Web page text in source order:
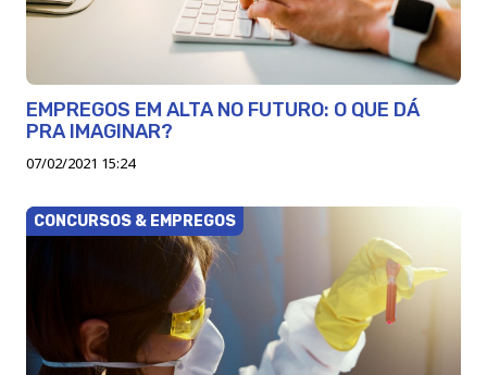
EMPREGOS EM ALTA NO FUTURO: O QUE DÁ
PRA IMAGINAR?
07/02/2021 15:24
CONCURSOS & EMPREGOS